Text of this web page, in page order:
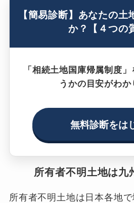
【簡易診断】あなたの
か？【４つの
「相続土地国庫帰属制度
うかの目安がわか
無料診断をは
所有者不明土地は九
所有者不明土地は日本各地で